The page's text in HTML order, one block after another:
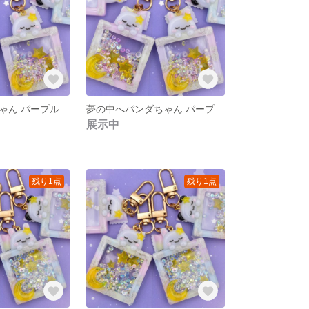
夢の中へパンダちゃん パープル シェイカーキーホルダー
展示中
残り1点 残り1点